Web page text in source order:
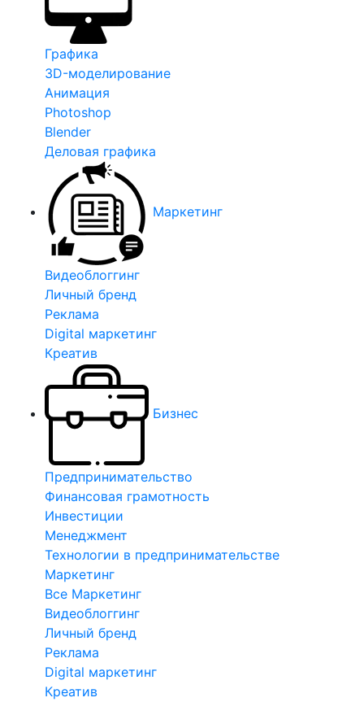
Графика
3D-моделирование
Анимация
Photoshop
Blender
Деловая графика
Маркетинг
Видеоблоггинг
Личный бренд
Реклама
Digital маркетинг
Креатив
Бизнес
Предпринимательство
Финансовая грамотность
Инвестиции
Менеджмент
Технологии в предпринимательстве
Маркетинг
Все Маркетинг
Видеоблоггинг
Личный бренд
Реклама
Digital маркетинг
Креатив